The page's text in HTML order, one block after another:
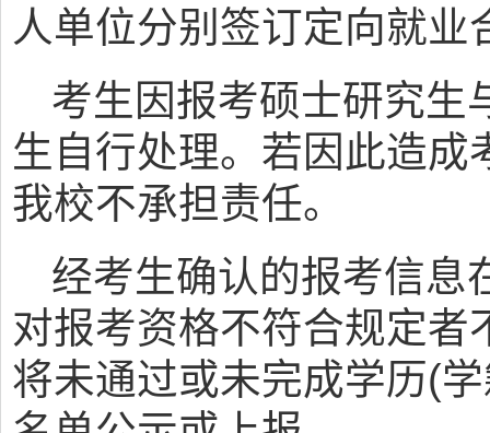
人单位分别签订定向就业
考生因报考硕士研究生
生自行处理。若因此造成
我校不承担责任。
经考生确认的报考信息
对报考资格不符合规定者
将未通过或未完成学历(